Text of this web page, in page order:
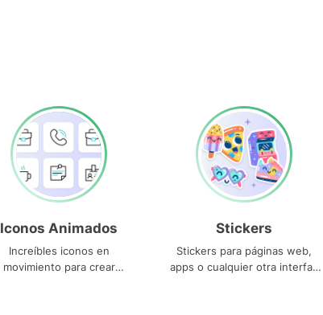
Iconos Animados
Increíbles iconos en
movimiento para crear
Stickers
Stickers para páginas web,
apps o cualquier otra interfaz